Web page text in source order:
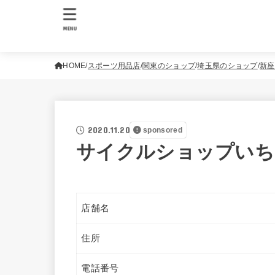
MENU
HOME スポーツ用品店 関東のショップ 埼玉県のショップ 新
2020.11.20 sponsored
サイクルショップい
店舗名
住所
電話番号